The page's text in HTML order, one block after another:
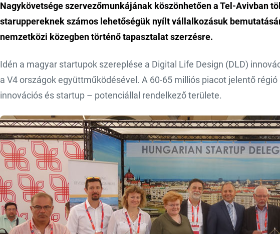
Nagykövetsége szervezőmunkájának köszönhetően a Tel-Avivban
staruppereknek számos lehetőségük nyílt vállalkozásuk
nemzetközi közegben történő tapasztalat szerzésre.
Idén a magyar startupok szereplése a Digital Life Design (DLD)
a V4 országok együttműködésével. A 60-65 milliós piacot jelentő
innovációs és startup – potenciállal rendelkező területe.